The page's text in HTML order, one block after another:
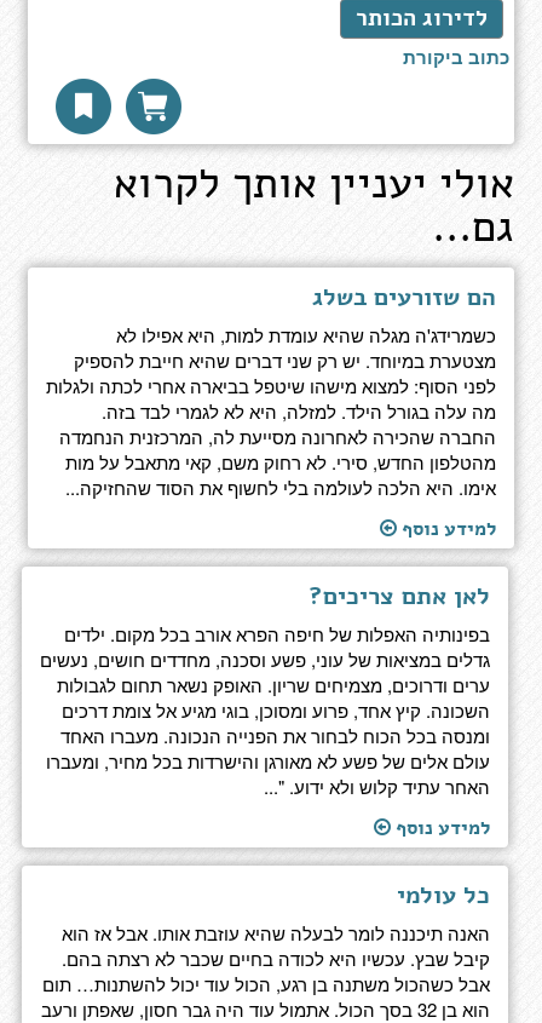
לדירוג הכותר
כתוב ביקורת
אולי יעניין אותך לקרוא
גם...
הם שזורעים בשלג
כשמרידג'ה מגלה שהיא עומדת למות, היא אפילו לא
מצטערת במיוחד. יש רק שני דברים שהיא חייבת להספיק
לפני הסוף: למצוא מישהו שיטפל בביארה אחרי לכתה ולגלות
מה עלה בגורל הילד. למזלה, היא לא לגמרי לבד בזה.
החברה שהכירה לאחרונה מסייעת לה, המרכזנית הנחמדה
מהטלפון החדש, סירי. לא רחוק משם, קאי מתאבל על מות
אימו. היא הלכה לעולמה בלי לחשוף את הסוד שהחזיקה...
למידע נוסף
לאן אתם צריכים?
בפינותיה האפלות של חיפה הפרא אורב בכל מקום. ילדים
גדלים במציאות של עוני, פשע וסכנה, מחדדים חושים, נעשים
ערים ודרוכים, מצמיחים שריון. האופק נשאר תחום לגבולות
השכונה. קיץ אחד, פרוע ומסוכן, בוגי מגיע אל צומת דרכים
ומנסה בכל הכוח לבחור את הפנייה הנכונה. מעברו האחד
עולם אלים של פשע לא מאורגן והישרדות בכל מחיר, ומעברו
האחר עתיד קלוש ולא ידוע. "...
למידע נוסף
כל עולמי
האנה תיכננה לומר לבעלה שהיא עוזבת אותו. אבל אז הוא
קיבל שבץ. עכשיו היא לכודה בחיים שכבר לא רצתה בהם.
אבל כשהכול משתנה בן רגע, הכול עוד יכול להשתנות… תום
הוא בן 32 בסך הכול. אתמול עוד היה גבר חסון, שאפתן ורעב